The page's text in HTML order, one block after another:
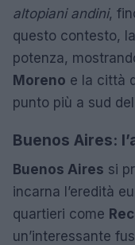
altopiani andini,
questo contesto,
potenza,
Moreno e la città
punto più a sud
Buenos Aires:
Buenos Aires si
incarna l’eredità
quartieri come
un’interessante